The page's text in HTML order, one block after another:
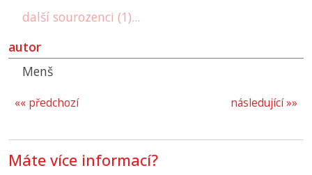
další sourozenci (1)...
autor
Menš
následující »»
«« předchozí
Máte více informací?